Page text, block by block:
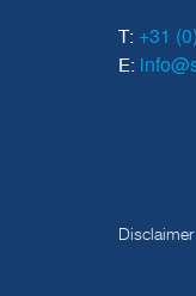
T: +31
E:
Disclaimer